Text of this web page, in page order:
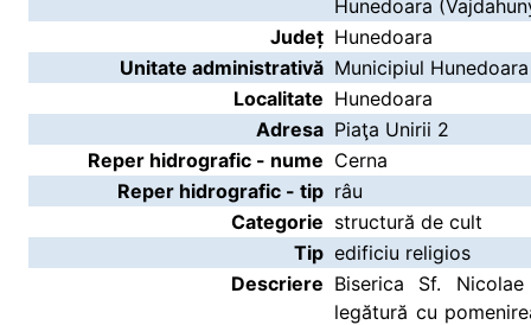
Hunedoara
Județ Hunedoara
Unitate administrativă Municipiul Hunedoara
Localitate Hunedoara
Adresa Piaţa Unirii 2
Reper hidrografic - nume Cerna
Reper hidrografic - tip râu
Categorie structură de cult
Tip edificiu religios
Descriere Biserica Sf.
legătură cu